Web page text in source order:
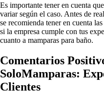
Es importante tener en cuenta
variar según el caso. Antes de
se recomienda tener en cuenta
si la empresa cumple con tus
cuanto a mamparas para baño.
Comentarios
SoloMamparas:
Clientes